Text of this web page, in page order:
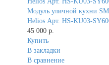
Модуль уличной кухни
Helios Арт. HS-KU03-
45 000 р.
Купить
В закладки
В сравнение